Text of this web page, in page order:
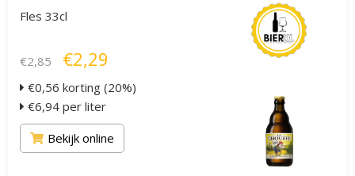
Fles 33cl
€2,85 €2,29
€0,56 korting (20%)
€6,94 per liter
Bekijk online